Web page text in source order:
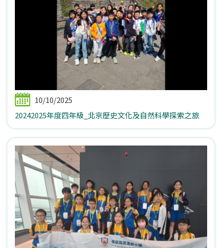
10/10/2025
20242025年度四年級_北京歷史文化及自然科學探索之旅